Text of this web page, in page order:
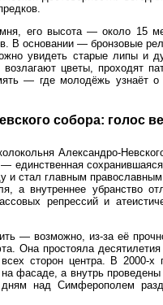
его высота — около 15
В основании — бронзовые
увидеть старые липы
цветы, проходят
— где молодёжь узнаёт
собора: голос
Александро-
стал главным
а внутреннее убранство
репрессий и
— возможно, из-за её
Она простояла
сторон центра. В 2000-х
фасаде, а внутрь
над Симферополем